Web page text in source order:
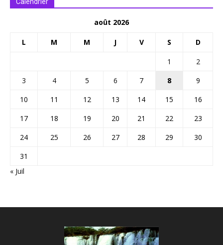
août 2026
L M M J V S D
1
2
3
4 5 6 7 8
9
10
11 12 13 14 15
16
17
18 19 20 21 22
23
24
25 26 27 28 29
30
31
« Juil